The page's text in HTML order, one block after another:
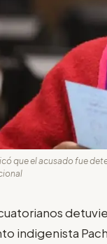
que el acusado fue
indigenista